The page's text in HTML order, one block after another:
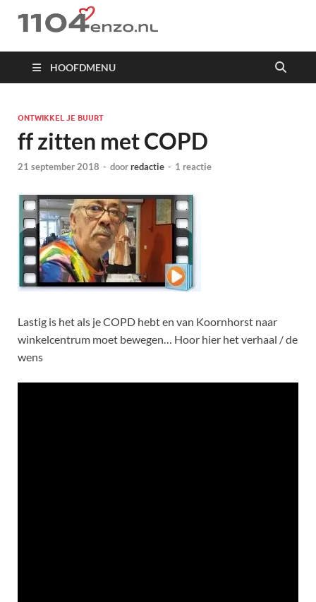
1104 en zo
HOOFDMENU
ONTWIKKEL JE BUURT
ff zitten met COPD
21 september 2018 - doorredactie - 1 reactie
Lastig is het als je COPD hebt en van Koornhorst naar
winkelcentrum moet bewegen… Hoor hier het verhaal / de
wens